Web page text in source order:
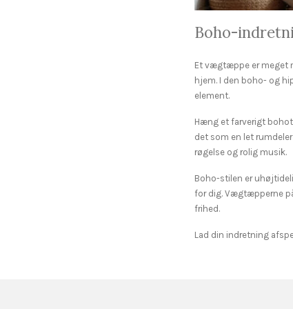
Boho-
Et vægtæppe er meget
hjem. I den boho- og
element.
Hæng et farverigt
det som en let
røgelse og rolig musik.
Boho-stilen er
for dig. Vægtæpperne
frihed.
Lad din indretning